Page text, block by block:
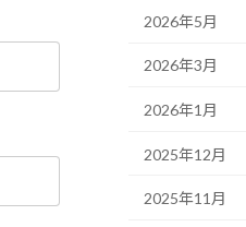
2026年5月
2026年3月
2026年1月
2025年12月
2025年11月